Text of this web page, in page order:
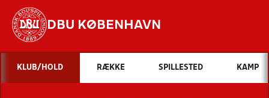
DBU KØBENHAVN
Hvad vil du søge efter?
INDHOLD OG NYHEDER
KLUB/HOLD RÆKKE SPILLESTED KAMP